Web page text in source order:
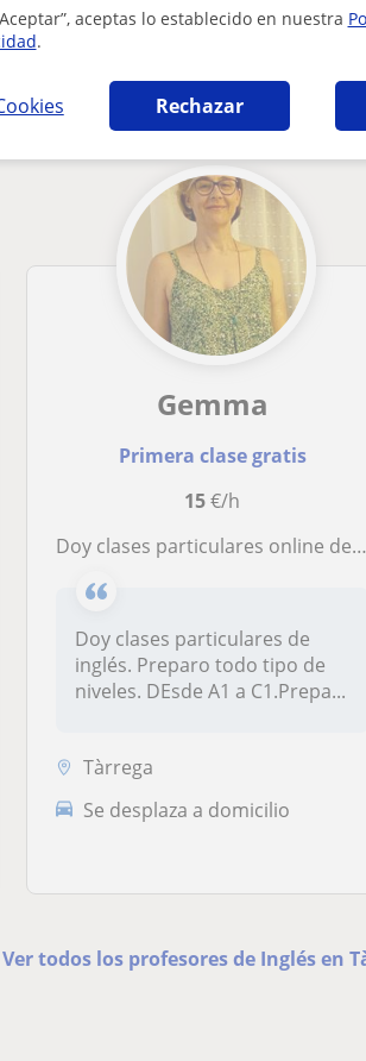
aceptas lo establecido en nuestra
.
Rechazar
que pueden interesarte
Gemma
Primera clase gratis
15€/h
Doy clases particulares online de ingles. Preparo Certificados Cambrdige
Doy clases particulares de
inglés. Preparo todo tipo de
niveles. DEsde A1 a C1.Prepa...
Tàrrega
Se desplaza a domicilio
Ver todos los profesores de Inglés en